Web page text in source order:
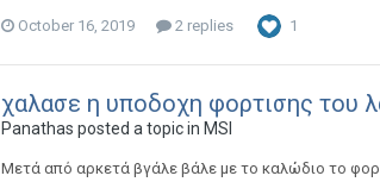
October 16, 2019 2 replies 1
χαλασε η υποδοχη φορτισης του
Panathas posted a topic in MSI
Μετά από αρκετά βγάλε βάλε με το καλώδιο το